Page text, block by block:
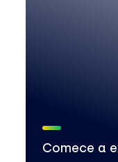
Comece a